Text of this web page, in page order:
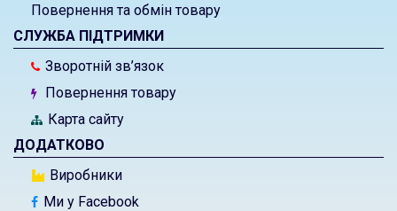
Повернення та обмін товару
СЛУЖБА ПІДТРИМКИ
Зворотній зв’язок
Повернення товару
Карта сайту
ДОДАТКОВО
Виробники
Ми у Facebook